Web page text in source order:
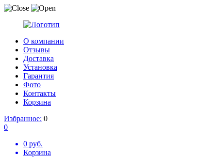
О компании
Отзывы
Доставка
Установка
Гарантия
Фото
Контакты
Корзина
Избранное: 0
0
0 руб.
Корзина